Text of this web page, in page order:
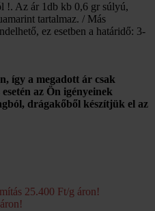
!. Az ár 1db kb 0,6 gr súlyú,
tartalmaz. / Más
ez esetben a határidő: 3-
így a megadott ár csak
az Ön igényeinek
drágakőből készítjük el az
25.400 Ft/g áron!